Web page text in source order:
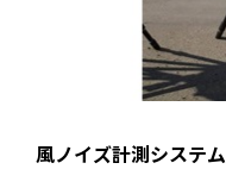
風ノイズ計測システム